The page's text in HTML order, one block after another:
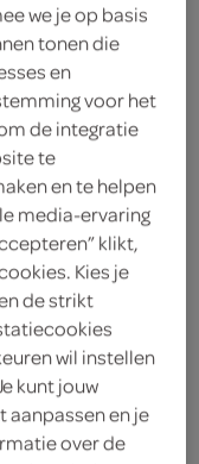
bij de
we je op basis
tonen die
en
voor het
de integratie
te
en te helpen
media-ervaring
klikt,
Kies je
de strikt
wil instellen
kunt jouw
en je
over de